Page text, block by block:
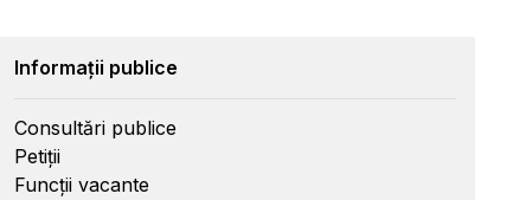
Informații publice
Consultări publice
Petiții
Funcții vacante